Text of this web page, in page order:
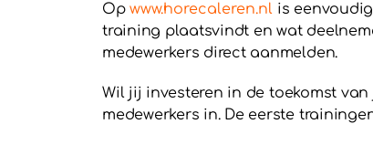
Opwww.horecaleren.nl is
training plaatsvindt en wat
medewerkers direct aanmelden.
Wil jij investeren in de toekomst
medewerkers in. De eerste